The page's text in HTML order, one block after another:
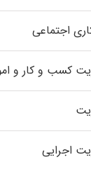
اجتماعی
کسب و کار و
اجرایی